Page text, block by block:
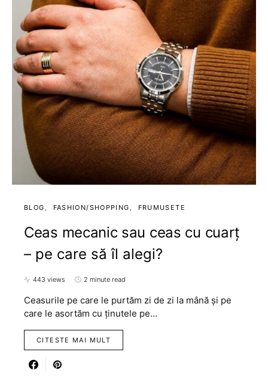
BLOG FASHION/SHOPPING FRUMUSETE
Ceas mecanic sau ceas cu cuarț
– pe care să îl alegi?
443 views 2 minute read
Ceasurile pe care le purtăm zi de zi la mână și pe
care le asortăm cu ținutele pe…
CITESTE MAI MULT